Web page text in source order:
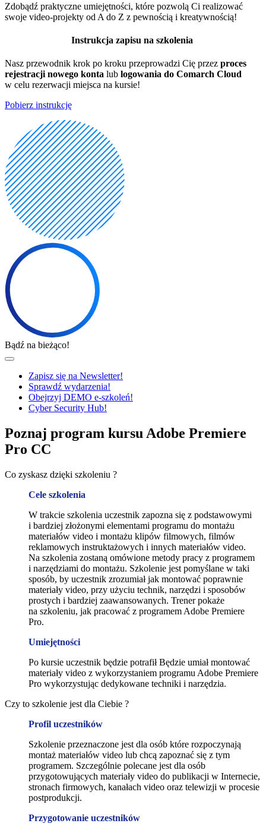
Zdobądź praktyczne umiejętności, które pozwolą Ci realizować
swoje video-projekty od A do Z z pewnością i kreatywnością!
Instrukcja zapisu na szkolenia
Nasz przewodnik krok po kroku przeprowadzi Cię przez proces
rejestracji nowego konta lub logowania do Comarch Cloud
w celu rezerwacji miejsca na kursie!
Pobierz instrukcję
Bądź na bieżąco!
Zapisz się na Newsletter!
Sprawdź wydarzenia!
Obejrzyj DEMO e-szkoleń!
Cyber Security Hub!
Poznaj program kursu Adobe Premiere
Pro CC
Co zyskasz dzięki szkoleniu ?
Cele szkolenia
W trakcie szkolenia uczestnik zapozna się z podstawowymi
i bardziej złożonymi elementami programu do montażu
materiałów video i montażu klipów filmowych, filmów
reklamowych instruktażowych i innych materiałów video.
Na szkolenia zostaną omówione metody pracy z programem
i narzędziami do montażu. Szkolenie jest pomyślane w taki
sposób, by uczestnik zrozumiał jak montować poprawnie
materiały video, przy użyciu technik, narzędzi i sposobów
prostych i bardziej zaawansowanych. Trener pokaże
na szkoleniu, jak pracować z programem Adobe Premiere
Pro.
Umiejętności
Po kursie uczestnik będzie potrafił Będzie umiał montować
materiały video z wykorzystaniem programu Adobe Premiere
Pro wykorzystując dedykowane techniki i narzędzia.
Czy to szkolenie jest dla Ciebie ?
Profil uczestników
Szkolenie przeznaczone jest dla osób które rozpoczynają
montaż materiałów video lub chcą zapoznać się z tym
programem. Szczególnie polecane jest dla osób
przygotowujących materiały video do publikacji w Internecie,
stronach firmowych, kanałach video oraz telewizji w procesie
postprodukcji.
Przygotowanie uczestników